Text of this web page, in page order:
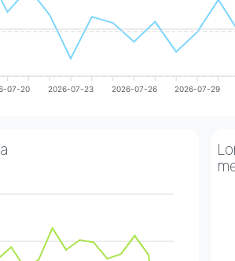
07-20 2026-07-23 2026-07-26 2026-07-29